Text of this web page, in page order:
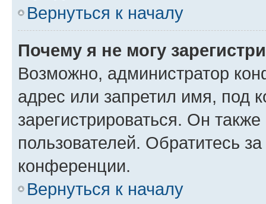
Вернуться к началу
Почему я не могу
Возможно, администратор
адрес или запретил имя, под
зарегистрироваться. Он
пользователей. Обратитесь
конференции.
Вернуться к началу